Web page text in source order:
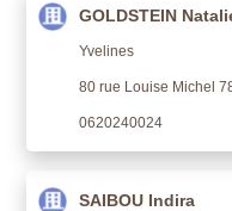
GOLDSTEIN
Yvelines
80 rue Louise Michel
0620240024
SAIBOU Indira